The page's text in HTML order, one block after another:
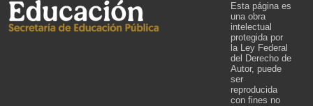
Esta página es
una obra
intelectual
protegida por
la Ley Federal
del Derecho de
Autor, puede
ser
reproducida
con fines no